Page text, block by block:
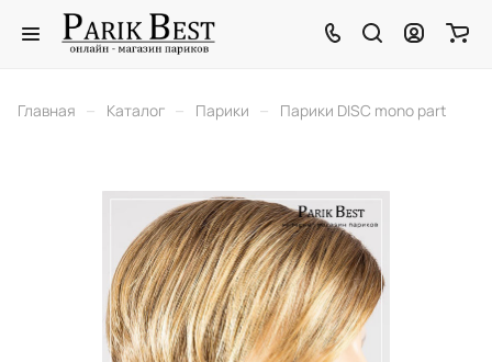
Главная – Каталог – Парики – Парики DISC mono part